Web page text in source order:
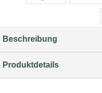
Beschreibung
Produktdetails